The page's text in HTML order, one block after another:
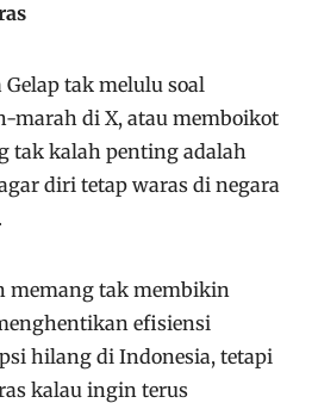
tak melulu soal
marah di X, atau memboikot
tak kalah penting adalah
diri tetap waras di negara
memang tak membikin
efisiensi
hilang di Indonesia, tetapi
kalau ingin terus